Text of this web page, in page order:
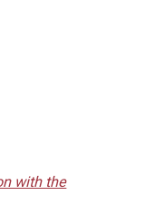
with the